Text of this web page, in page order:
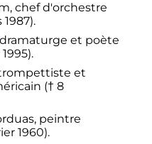
chef d'orchestre
1987).
dramaturge et poète
).
et
(† 8
peintre
1960).